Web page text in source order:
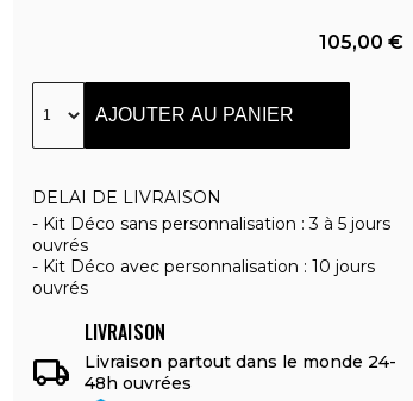
105,00 €
AJOUTER AU PANIER
DELAI DE LIVRAISON
Kit Déco sans personnalisation : 3 à 5 jours
ouvrés
Kit Déco avec personnalisation : 10 jours
ouvrés

LIVRAISON
Livraison partout dans le monde 24-
48h ouvrées